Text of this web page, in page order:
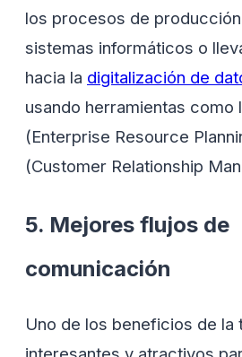
los procesos de
sistemas informáticos o
hacia la digitalización de
usando herramientas como
(Enterprise Resource
(Customer Relationship
5. Mejores flujos de
comunicación
Uno de los beneficios de la